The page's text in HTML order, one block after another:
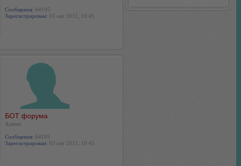
Сообщения: 64195
Зарегистрирован: 03 окт 2011, 10:45
БОТ форума
Админ
Сообщения: 64195
Зарегистрирован: 03 окт 2011, 10:45